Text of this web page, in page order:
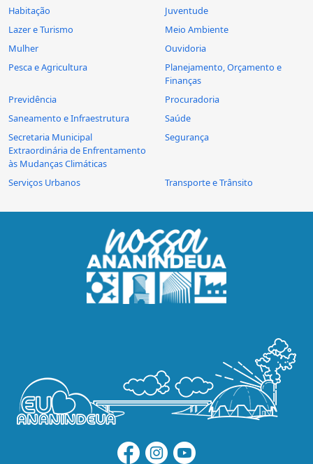
Habitação
Juventude
Lazer e Turismo
Meio Ambiente
Mulher
Ouvidoria
Pesca e Agricultura
Planejamento, Orçamento e
Finanças
Previdência
Procuradoria
Saneamento e Infraestrutura
Saúde
Secretaria Municipal
Extraordinária de Enfrentamento
às Mudanças Climáticas
Segurança
Serviços Urbanos Transporte e Trânsito